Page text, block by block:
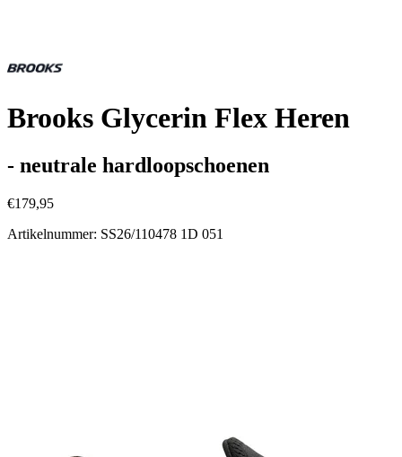
Brooks Glycerin Flex Heren
- neutrale hardloopschoenen
€179,95
Artikelnummer: SS26/110478 1D 051